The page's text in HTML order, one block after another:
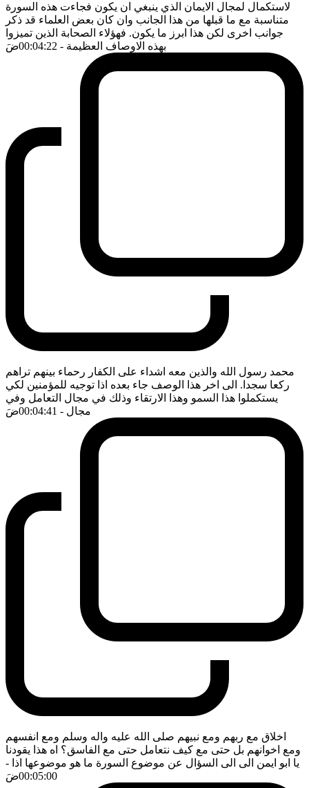
لاستكمال لمجال الايمان الذي ينبغي ان يكون فجاءت هذه السورة
متناسبة مع ما قبلها من هذا الجانب وان كان بعض العلماء قد ذكر
جوانب اخرى لكن هذا ابرز ما يكون. فهؤلاء الصحابة الذين تميزوا
بهذه الاوصاف العظيمة - 00:04:22 ضَ
محمد رسول الله والذين معه اشداء على الكفار رحماء بينهم تراهم
ركعا سجدا. الى اخر هذا الوصف جاء بعده اذا توجيه للمؤمنين لكي
يستكملوا هذا السمو وهذا الارتقاء وذلك في مجال التعامل وفي
مجال - 00:04:41 ضَ
اخلاق مع ربهم ومع نبيهم صلى الله عليه واله وسلم ومع انفسهم
ومع اخوانهم بل حتى مع كيف نتعامل حتى مع الفاسق؟ اه هذا يقودنا
يا ابو ايمن الى الى السؤال عن موضوع السورة ما هو موضوعها اذا -
00:05:00ضَ